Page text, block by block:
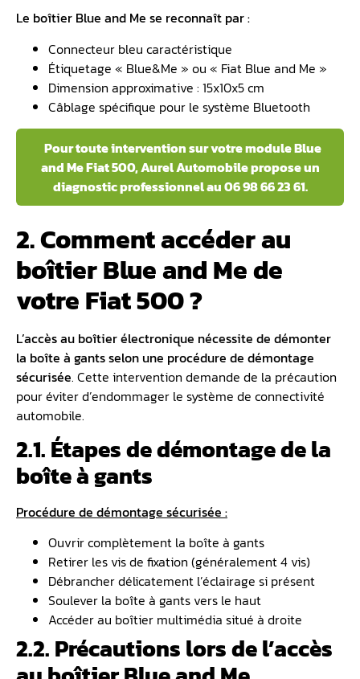
Le boîtier Blue and Me se reconnaît par :
Connecteur bleu caractéristique
Étiquetage « Blue&Me » ou « Fiat Blue and Me »
Dimension approximative : 15x10x5 cm
Câblage spécifique pour le système Bluetooth
Pour toute intervention sur votre module Blue
and Me Fiat 500, Aurel Automobile propose un
diagnostic professionnel au 06 98 66 23 61.
2. Comment accéder au
boîtier Blue and Me de
votre Fiat 500 ?
L’accès au boîtier électronique nécessite de démonter
la boîte à gants selon une procédure de démontage
sécurisée. Cette intervention demande de la précaution
pour éviter d’endommager le système de connectivité
automobile.
2.1. Étapes de démontage de la
boîte à gants
Procédure de démontage sécurisée :
Ouvrir complètement la boîte à gants
Retirer les vis de fixation (généralement 4 vis)
Débrancher délicatement l’éclairage si présent
Soulever la boîte à gants vers le haut
Accéder au boîtier multimédia situé à droite
2.2. Précautions lors de l’accès